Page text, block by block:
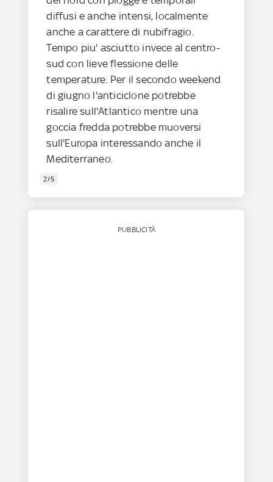
diffusi e anche intensi, localmente
anche a carattere di nubifragio.
Tempo piu' asciutto invece al centro-
sud con lieve flessione delle
temperature. Per il secondo weekend
di giugno l'anticiclone potrebbe
risalire sull'Atlantico mentre una
goccia fredda potrebbe muoversi
sull'Europa interessando anche il
Mediterraneo.
2/5
PUBBLICITÀ